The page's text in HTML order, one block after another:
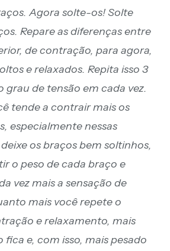
Agora solte-os! Solte
Repare as diferenças entre
de contração, para agora,
e relaxados. Repita isso 3
grau de tensão em cada vez.
tende a contrair mais os
especialmente nessas
os braços bem soltinhos,
o peso de cada braço e
vez mais a sensação de
mais você repete o
e relaxamento, mais
e, com isso, mais pesado